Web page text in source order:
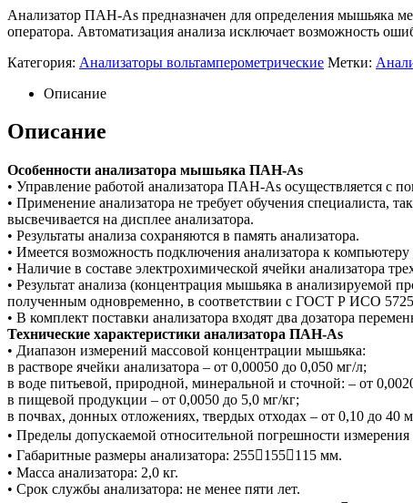
Анализатор ПАН-As предназначен для определения мышьяка
оператора. Автоматизация анализа исключает возможность
Категория: Анализаторы вольтамперометрические Метки:
Описание
Описание
Особенности анализатора мышьяка ПАН-As
• Управление работой анализатора ПАН-As осуществляется с
• Применение анализатора не требует обучения специалиста,
высвечивается на дисплее анализатора.
• Результаты анализа сохраняются в память анализатора.
• Имеется возможность подключения анализатора к
• Наличие в составе электрохимической ячейки анализатора
• Результат анализа (концентрация мышьяка в анализируемой
полученным одновременно, в соответствии с ГОСТ Р ИСО 5725
• В комплект поставки анализатора входят два дозатора
Технические характеристики анализатора ПАН-As
• Диапазон измерений массовой концентрации мышьяка:
в растворе ячейки анализатора – от 0,00050 до 0,050 мг/л;
в воде питьевой, природной, минеральной и сточной: – от
в пищевой продукции – от 0,0050 до 5,0 мг/кг;
в почвах, донных отложениях, твердых отходах – от 0,10 до 40
• Пределы допускаемой относительной погрешности
• Габаритные размеры анализатора: 255155115 мм.
• Масса анализатора: 2,0 кг.
• Cрок службы анализатора: не менее пяти лет.